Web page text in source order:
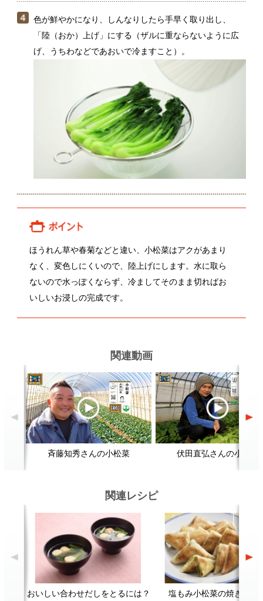
ほうれん草や春菊などと違い、小松菜はアクがあまり
なく、変色しにくいので、陸上げにします。水に取ら
ないので水っぽくならず、冷ましてそのまま切ればお
いしいお浸しの完成です。
関連動画
斉藤知秀さんの小松菜
おいしい合わせだしをとるには？ 塩もみ小松菜の焼き春巻き
顔が見える食品。
レシピ 動画Gallery